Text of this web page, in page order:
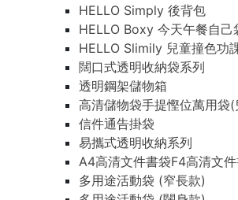
HELLO Simply 後背包
HELLO Boxy 今天午餐自己
HELLO Slimily 兒童撞色功
闊口式透明收納袋系列
透明鋼架儲物箱
高清儲物袋手提慳位萬用袋
信件通告掛袋
易攜式透明收納系列
A4高清文件書袋F4高清文
多用途活動袋 (窄長款)